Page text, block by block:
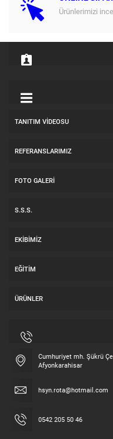
Ürünlerimizi
TANITIM VIDEOSU
REFERANSLARIMIZ
FOTO GALERI
S.S.S.
EKIBIMIZ
EĞITIM
ÜRÜNLER
Cumhuriyet mh. Şükrü
Afyonkarahisar
hsyn.rota@hotmail.com
0542 205 50 46